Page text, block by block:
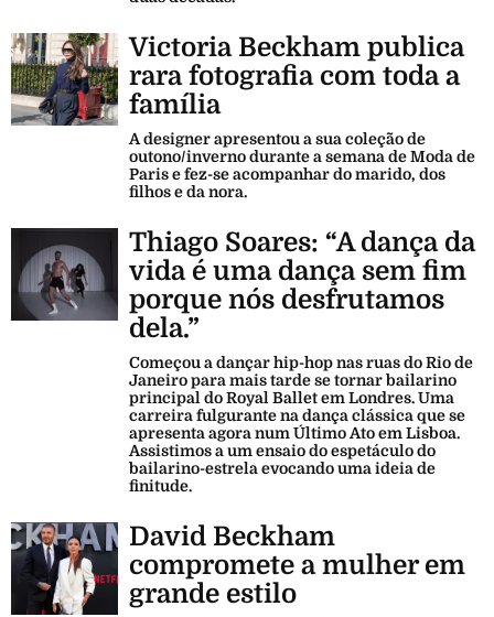
Victoria Beckham publica
rara fotografia com toda a
família
A designer apresentou a sua coleção de
outono/inverno durante a semana de Moda de
Paris e fez-se acompanhar do marido, dos
filhos e da nora.
Thiago Soares: “A dança da
vida é uma dança sem fim
porque nós desfrutamos
dela.”
Começou a dançar hip-hop nas ruas do Rio de
Janeiro para mais tarde se tornar bailarino
principal do Royal Ballet em Londres. Uma
carreira fulgurante na dança clássica que se
apresenta agora num Último Ato em Lisboa.
Assistimos a um ensaio do espetáculo do
bailarino-estrela evocando uma ideia de
finitude.
David Beckham
compromete a mulher em
grande estilo